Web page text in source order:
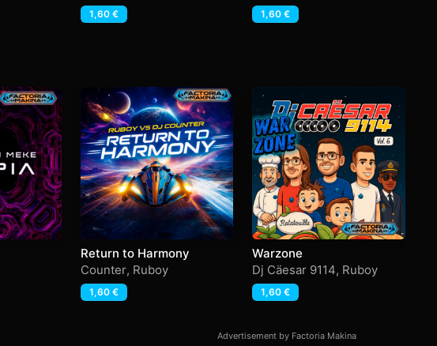
1,60 € 1,60€
Return to Harmony
Counter, Ruboy
1,60 €
Warzone
Dj Cäesar 9114, Ruboy
1,60€
Advertisement by Factoria Makina